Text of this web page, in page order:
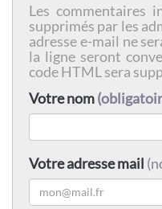
Les commentaires
supprimés par les
adresse e-mail ne
la ligne seront
code HTML sera
Votre nom
Votre adresse mail